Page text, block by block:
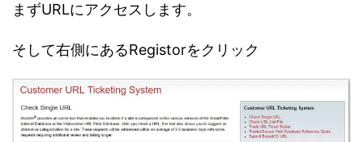
まずURLにアクセスします。
そして右側にあるRegistorをクリック